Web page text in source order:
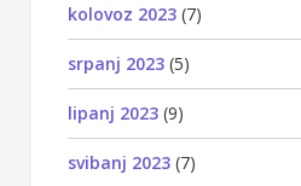
kolovoz 2023 (7)
srpanj 2023 (5)
lipanj 2023 (9)
svibanj 2023 (7)